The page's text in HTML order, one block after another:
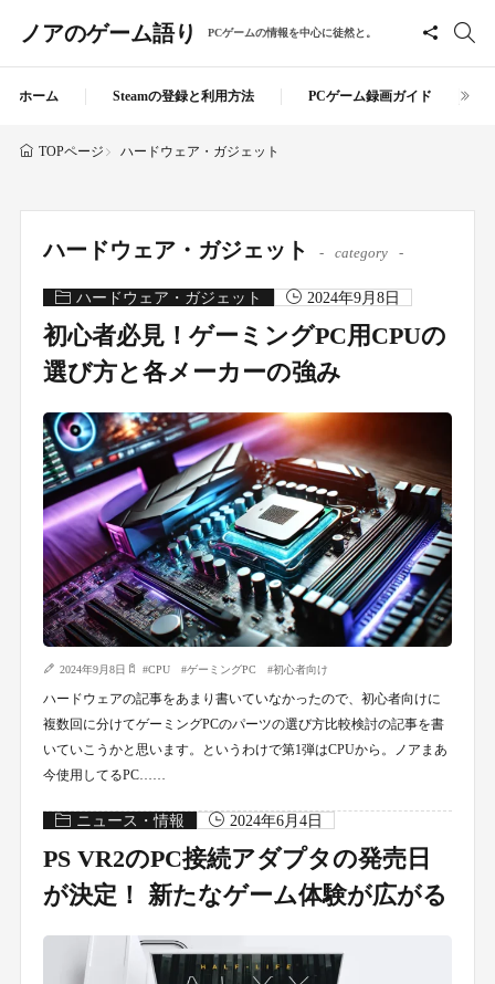
ノアのゲーム語り PCゲームの情報を中心に徒然と。
ホーム Steamの登録と利用方法 PCゲーム録画ガイド
TOPページ ハードウェア・ガジェット
ハードウェア・ガジェット category
ハードウェア・ガジェット 2024年9月8日
初心者必見！ゲーミングPC用CPUの
選び方と各メーカーの強み
2024年9月8日 #CPU #ゲーミングPC #初心者向け
ハードウェアの記事をあまり書いていなかったので、初心者向けに
複数回に分けてゲーミングPCのパーツの選び方比較検討の記事を書
いていこうかと思います。というわけで第1弾はCPUから。ノアまあ
今使用してるPC……
ニュース・情報 2024年6月4日
PS VR2のPC接続アダプタの発売日
が決定！ 新たなゲーム体験が広がる